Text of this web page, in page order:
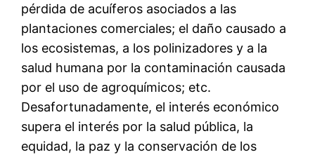
pérdida de acuíferos asociados a las
plantaciones comerciales; el daño causado a
los ecosistemas, a los polinizadores y a la
salud humana por la contaminación causada
por el uso de agroquímicos; etc.
Desafortunadamente, el interés económico
supera el interés por la salud pública, la
equidad, la paz y la conservación de los